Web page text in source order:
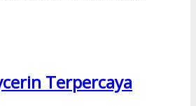
Terpercaya